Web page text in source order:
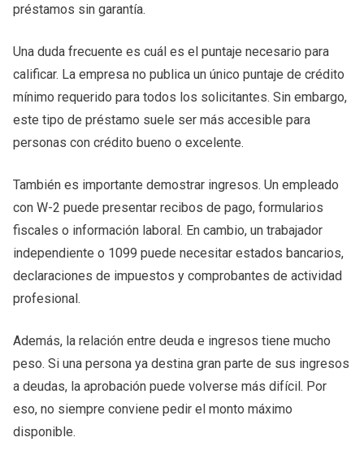
préstamos sin garantía.
Una duda frecuente es cuál es el puntaje necesario para
calificar. La empresa no publica un único puntaje de crédito
mínimo requerido para todos los solicitantes. Sin embargo,
este tipo de préstamo suele ser más accesible para
personas con crédito bueno o excelente.
También es importante demostrar ingresos. Un empleado
con W-2 puede presentar recibos de pago, formularios
fiscales o información laboral. En cambio, un trabajador
independiente o 1099 puede necesitar estados bancarios,
declaraciones de impuestos y comprobantes de actividad
profesional.
Además, la relación entre deuda e ingresos tiene mucho
peso. Si una persona ya destina gran parte de sus ingresos
a deudas, la aprobación puede volverse más difícil. Por
eso, no siempre conviene pedir el monto máximo
disponible.